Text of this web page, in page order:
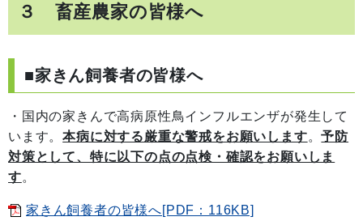
３ 畜産農家の皆様へ
■家きん飼養者の皆様へ
・国内の家きんで高病原性鳥インフルエンザが発生して
います。本病に対する厳重な警戒をお願いします。予防
対策として、特に以下の点の点検・確認をお願いしま
す。
家きん飼養者の皆様へ[PDF：116KB]